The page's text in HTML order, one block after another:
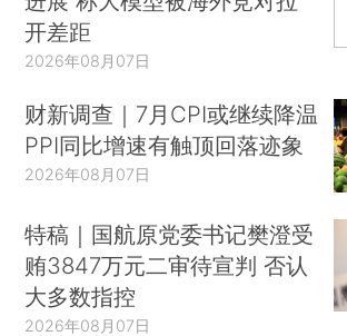
开差距
2026年08月07日
财新调查｜7月CPI或继续降温
PPI同比增速有触顶回落迹象
2026年08月07日
特稿｜国航原党委书记樊澄受
贿3847万元二审待宣判 否认
大多数指控
2026年08月07日